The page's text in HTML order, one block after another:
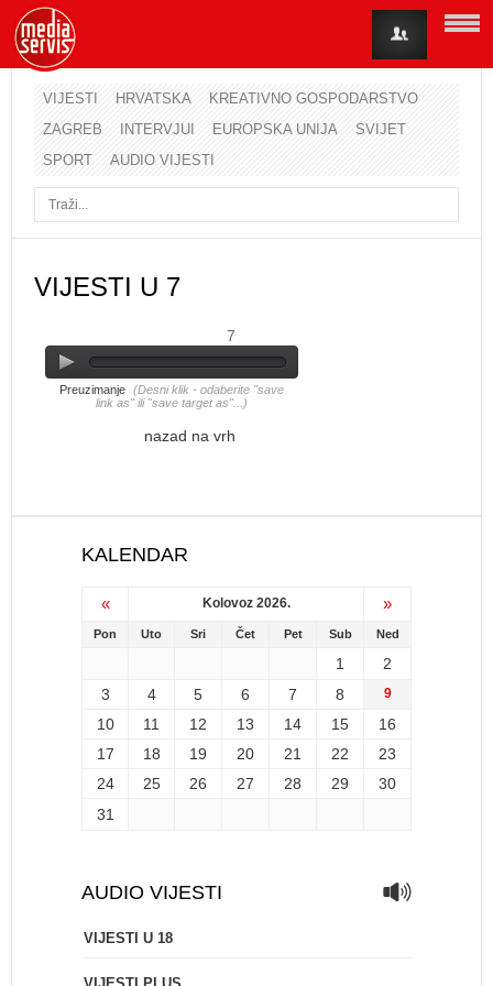
VIJESTI HRVATSKA
KREATIVNO GOSPODARSTVO
ZAGREB
INTERVJUI EUROPSKA UNIJA
SVIJET
SPORT
AUDIO VIJESTI
VIJESTI U 7
7
Preuzimanje (Desni klik - odaberite "save
link as" ili "save target as"...)
nazad na vrh
KALENDAR
« Kolovoz 2026. »
Pon Uto Sri Čet Pet Sub Ned
1
2
3
4 5 6 7 8 9
10 11 12 13 14 15
16
17
18 19 20 21 22
23
24
25 26 27 28 29
30
31
AUDIO VIJESTI
VIJESTI U 18
Korisničko ime
Lozinka
Zaboravili ste lozinku?